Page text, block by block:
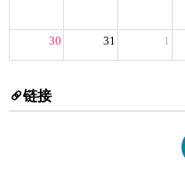
30 31 1
链接